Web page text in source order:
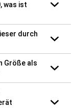
was ist
durch
Größe als